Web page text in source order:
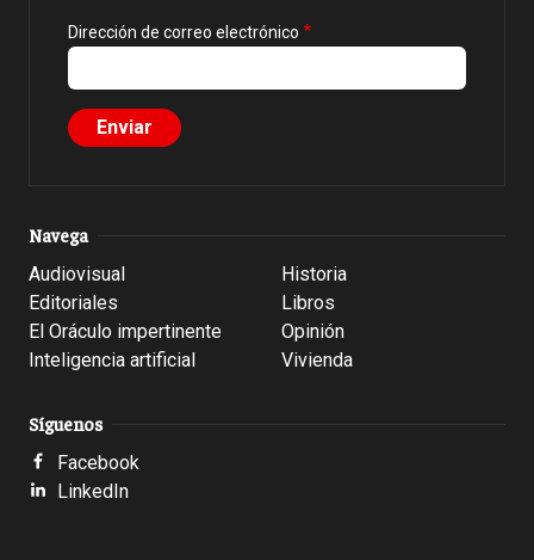
Dirección de correo electrónico
Navega
Audiovisual
Editoriales
El Oráculo impertinente
Inteligencia artificial
Historia
Libros
Opinión
Vivienda
Síguenos
Facebook
LinkedIn